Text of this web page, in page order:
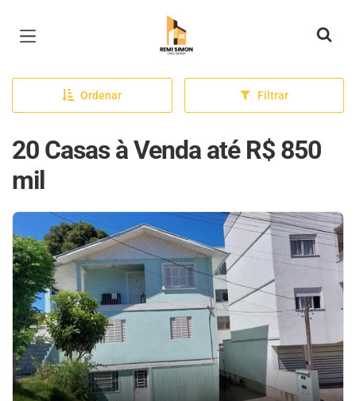
Página inicial
Ordenar Filtrar
20 Casas à Venda até R$ 850
mil